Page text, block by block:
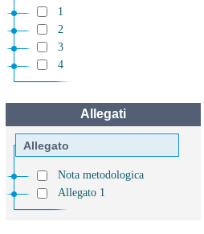
1
2
3
4
Allegati
Allegato
Nota metodologica
Allegato 1